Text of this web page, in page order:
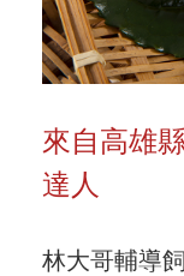
合作與廣告
媒體推薦與
隱私保護
資訊安全
服務條款
來自高雄
達人
林大哥輔導